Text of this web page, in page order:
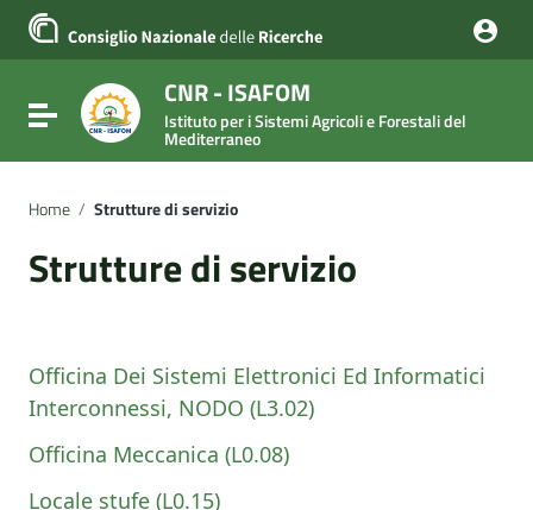
Vai ai contenuti
Vai al menu di navigazione
Vai al footer
Attiva / disattiva la navigazione
CNR - ISAFOM
Istituto per i Sistemi Agricoli e Forestali del
Mediterraneo
Home / Strutture di servizio
Strutture di servizio
Officina Dei Sistemi Elettronici Ed Informatici
Interconnessi, NODO (L3.02)
Officina Meccanica (L0.08)
Locale stufe (L0.15)